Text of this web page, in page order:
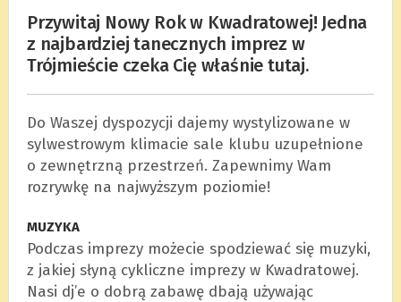
Przywitaj Nowy Rok w Kwadratowej! Jedna
z najbardziej tanecznych imprez w
Trójmieście czeka Cię właśnie tutaj.
Do Waszej dyspozycji dajemy wystylizowane w
sylwestrowym klimacie sale klubu uzupełnione
o zewnętrzną przestrzeń. Zapewnimy Wam
rozrywkę na najwyższym poziomie!
MUZYKA
Podczas imprezy możecie spodziewać się muzyki,
z jakiej słyną cykliczne imprezy w Kwadratowej.
Nasi dj’e o dobrą zabawę dbają używając